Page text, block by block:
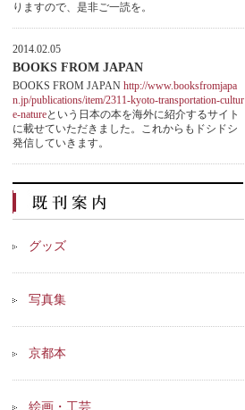
りますので、是非ご一読を。
2014.02.05
BOOKS FROM JAPAN
BOOKS FROM JAPAN http://www.booksfromjapa
n.jp/publications/item/2311-kyoto-transportation-cultur
e-natureという日本の本を海外に紹介するサイト
に載せていただきました。これからもドシドシ
発信していきます。
グッズ
写真集
京都本
絵画・工芸